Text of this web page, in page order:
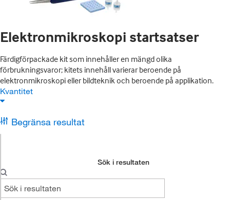
Elektronmikroskopi startsatser
Färdigförpackade kit som innehåller en mängd olika
förbrukningsvaror; kitets innehåll varierar beroende på
elektronmikroskopi eller bildteknik och beroende på applikation.
Kvantitet
Begränsa resultat
Sök i resultaten